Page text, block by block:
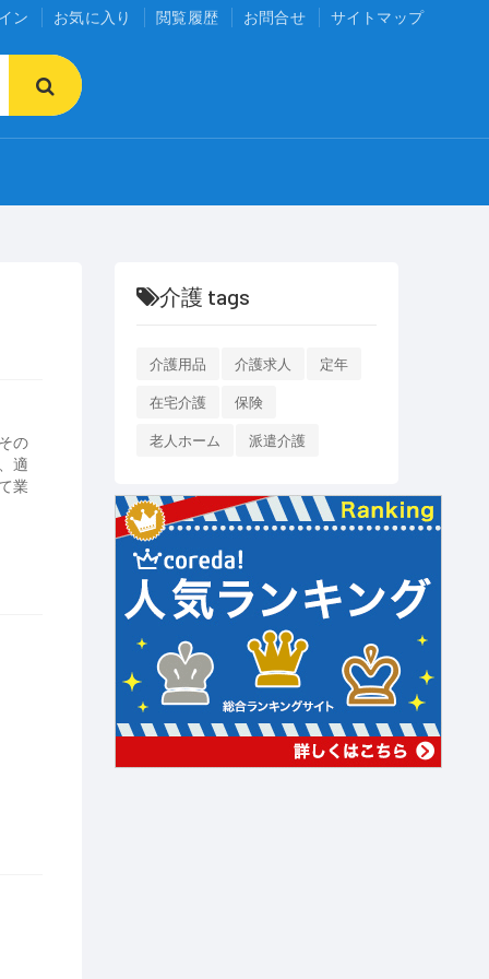
ン お気に入り 閲覧履歴 お問合せ サイトマップ
の
適
業
介護 tags
介護用品 介護求人 定年
在宅介護 保険
老人ホーム 派遣介護